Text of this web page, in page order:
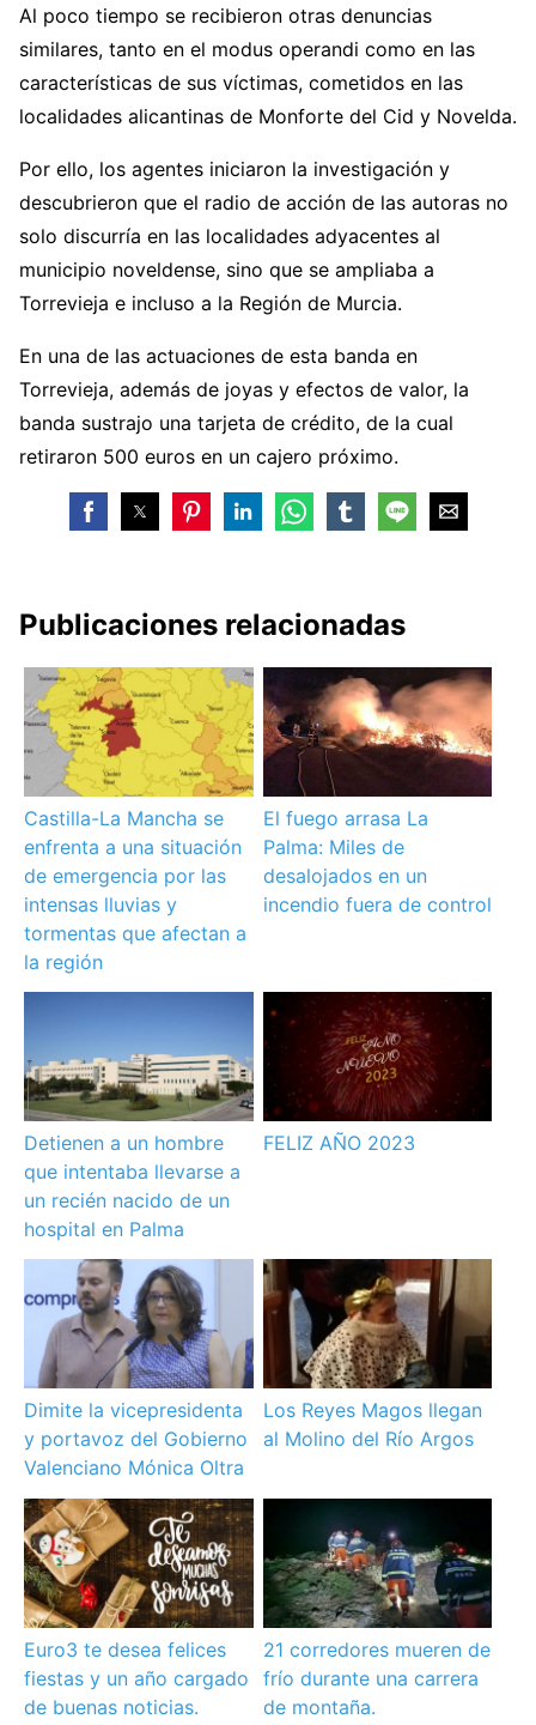
Al poco tiempo se recibieron otras denuncias
similares, tanto en el modus operandi como en las
características de sus víctimas, cometidos en las
localidades alicantinas de Monforte del Cid y Novelda.
Por ello, los agentes iniciaron la investigación y
descubrieron que el radio de acción de las autoras no
solo discurría en las localidades adyacentes al
municipio noveldense, sino que se ampliaba a
Torrevieja e incluso a la Región de Murcia.
En una de las actuaciones de esta banda en
Torrevieja, además de joyas y efectos de valor, la
banda sustrajo una tarjeta de crédito, de la cual
retiraron 500 euros en un cajero próximo.
Publicaciones relacionadas
Castilla-La Mancha se
enfrenta a una situación
de emergencia por las
intensas lluvias y
tormentas que afectan a
la región
El fuego arrasa La
Palma: Miles de
desalojados en un
incendio fuera de control
Detienen a un hombre
que intentaba llevarse a
un recién nacido de un
hospital en Palma
FELIZ AÑO 2023
Dimite la vicepresidenta
y portavoz del Gobierno
Valenciano Mónica Oltra
Los Reyes Magos llegan
al Molino del Río Argos
Euro3 te desea felices
fiestas y un año cargado
de buenas noticias.
21 corredores mueren de
frío durante una carrera
de montaña.